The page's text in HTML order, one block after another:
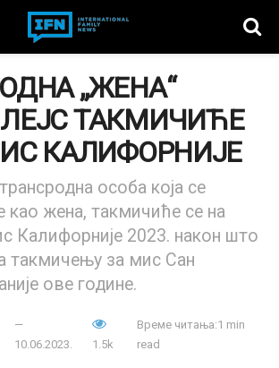
„ЖЕНА“
ТАКМИЧИЋЕ
КАЛИФОРНИЈЕ
особа која се
као жена, такмичиће се на
Калифорније 2023. након што
такмичењу за мис Сан
ове године.
10.06.2023. 1.5k
Време читања:1 min
read